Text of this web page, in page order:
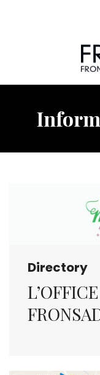
Directory